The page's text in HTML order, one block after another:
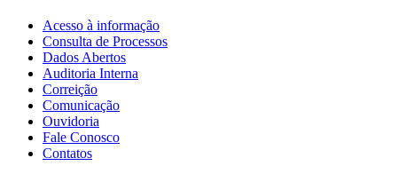
Acesso à informação
Consulta de Processos
Dados Abertos
Auditoria Interna
Correição
Comunicação
Ouvidoria
Fale Conosco
Contatos